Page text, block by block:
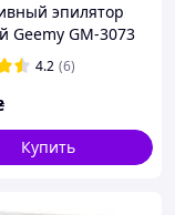
эпилятор
Geemy GM-3073
для ног и
4.2 (6)
Купить